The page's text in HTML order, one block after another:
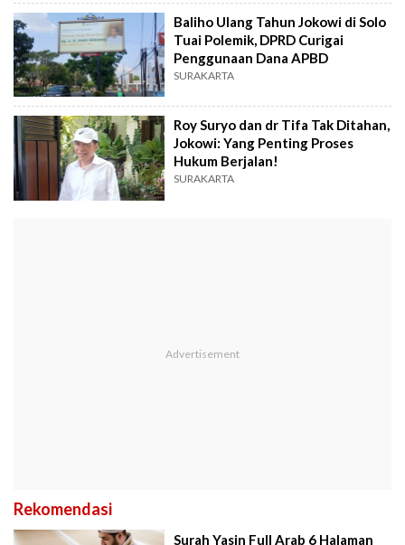
Baliho Ulang Tahun Jokowi di Solo
Tuai Polemik, DPRD Curigai
Penggunaan Dana APBD
SURAKARTA
Roy Suryo dan dr Tifa Tak Ditahan,
Jokowi: Yang Penting Proses
Hukum Berjalan!
SURAKARTA
Rekomendasi
Surah Yasin Full Arab 6 Halaman